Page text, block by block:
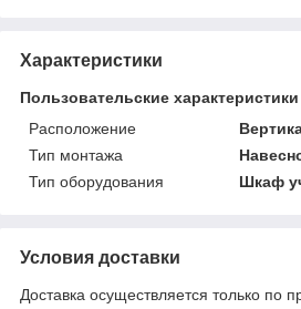
Характеристики
Пользовательские характеристики
Расположение
Тип монтажа
Тип оборудования
Шкаф
Условия доставки
Доставка осуществляется только по